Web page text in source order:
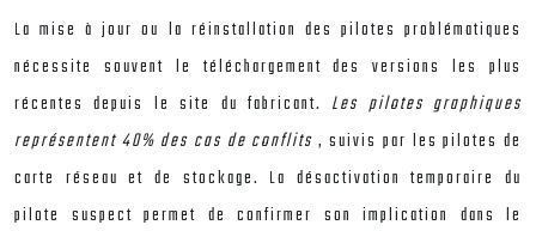
La mise à jour ou la réinstallation des pilotes problématiques
nécessite souvent le téléchargement des versions les plus
récentes depuis le site du fabricant. Les pilotes graphiques
représentent 40% des cas de conflits , suivis par les pilotes de
carte réseau et de stockage. La désactivation temporaire du
pilote suspect permet de confirmer son implication dans le